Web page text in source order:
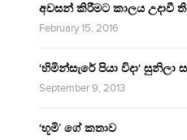
අවසන් කිරීමට කාලය උදාවී
February 15, 2016
‘හිමින්සැරේ පියා විදා‘ සුනිලා
September 9, 2013
‘භූමි’ ගේ කතාව